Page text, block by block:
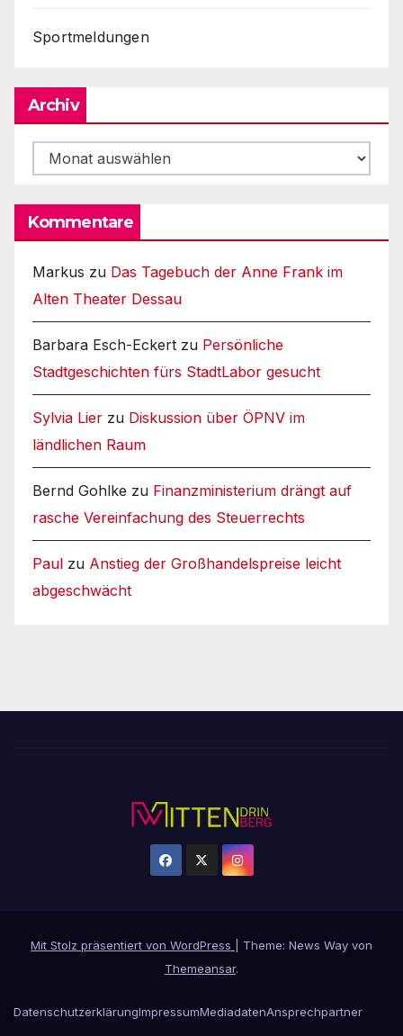
Sportmeldungen
Archiv
Archiv
Kommentare
Markus zu Das Tagebuch der Anne Frank im
Alten Theater Dessau
Barbara Esch-Eckert zu Persönliche
Stadtgeschichten fürs StadtLabor gesucht
Sylvia Lier zu Diskussion über ÖPNV im
ländlichen Raum
Bernd Gohlke zu Finanzministerium drängt auf
rasche Vereinfachung des Steuerrechts
Paul zu Anstieg der Großhandelspreise leicht
abgeschwächt
Mit Stolz präsentiert von WordPress
Theme: News Way von
Themeansar.
DatenschutzerklärungImpressumMediadatenAnsprechpartner